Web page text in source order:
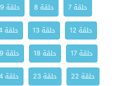
حلقة 7
حلقة 8 حلقة 9
حلقة 12
حلقة 13 حلقة 14
حلقة 17
حلقة 18 حلقة 19
حلقة 22
حلقة 23 حلقة 24